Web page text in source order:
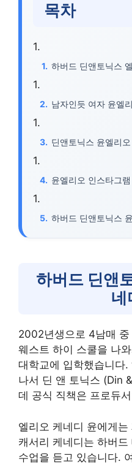
목차
하버드 딘앤토닉스
남자인듯 여자 윤엘
딘앤토닉스 윤엘리
윤엘리오 인스타그
하버드 딘앤토닉스
하버드 딘앤
네
2002년생으로 4남매 중
웨스트 하이 스쿨을 나
대학교에 입학했습니다
나서 딘 앤 토닉스 (Din
데 공식 직책은 프로듀
엘리오 케네디 윤에게
캐서리 케네디는 하버
수업을 듣고 있습니다.